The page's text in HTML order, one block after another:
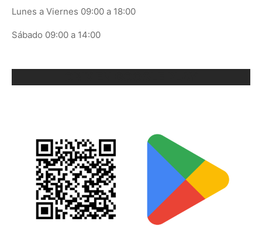
Lunes a Viernes 09:00 a 18:00
Sábado 09:00 a 14:00